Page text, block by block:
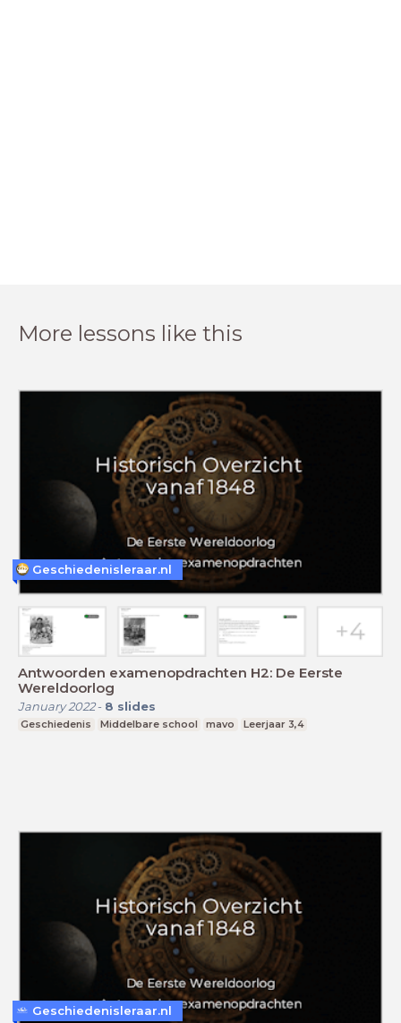
More lessons like this
Antwoorden examenopdrachten H2: De Eerste
Wereldoorlog
January 2022- 8 slides
Geschiedenis Middelbare school mavo Leerjaar 3,4
Geschiedenisleraar.nl
Geschiedenisleraar.nl